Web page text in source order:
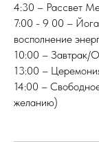
4:30 – Рассвет
7:00 - 9 00 –
восполнение
10:00 – Завтрак/
13:00 –
14:00 –
желанию)